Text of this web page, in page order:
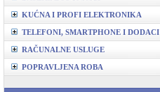
KUĆNA I PROFI ELEKTRONIKA
TELEFONI, SMARTPHONE I DODACI
RAČUNALNE USLUGE
POPRAVLJENA ROBA